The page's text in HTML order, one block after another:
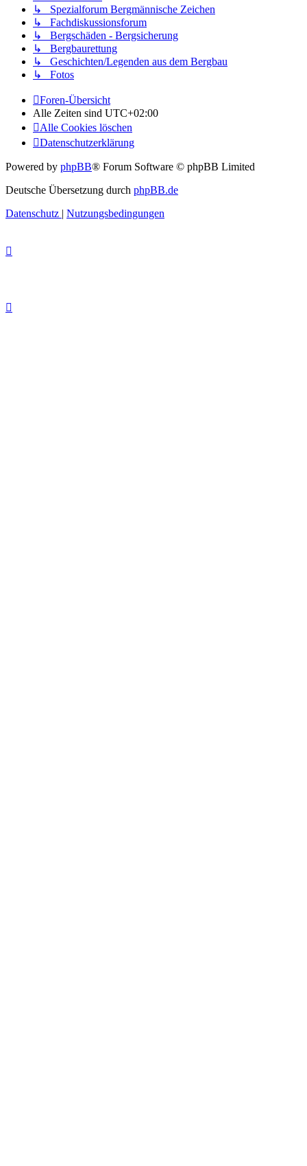
↳ Spezialforum Bergmännische Zeichen
↳ Fachdiskussionsforum
↳ Bergschäden - Bergsicherung
↳ Bergbaurettung
↳ Geschichten/Legenden aus dem Bergbau
↳ Fotos
Foren-Übersicht
Alle Zeiten sind UTC+02:00
Alle Cookies löschen
Datenschutzerklärung
Powered by phpBB® Forum Software © phpBB Limited
Deutsche Übersetzung durch phpBB.de
Datenschutz | Nutzungsbedingungen